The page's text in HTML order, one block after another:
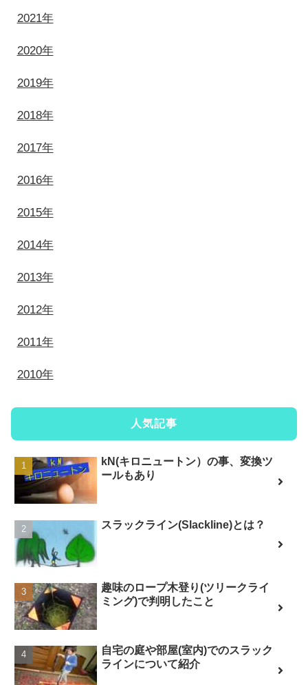
2021年
2020年
2019年
2018年
2017年
2016年
2015年
2014年
2013年
2012年
2011年
2010年
人気記事
kN(キロニュートン）の事、変換ツ
ールもあり
スラックライン(Slackline)とは？
趣味のロープ木登り(ツリークライ
ミング)で判明したこと
自宅の庭や部屋(室内)でのスラック
ラインについて紹介